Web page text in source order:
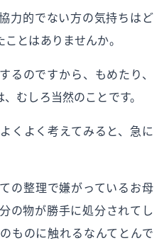
力的でない方の気持ちはど
とはありませんか。
るのですから、もめたり、
むしろ当然のことです。
くよく考えてみると、急に
の整理で嫌がっているお母
の物が勝手に処分されてし
ものに触れるなんてとんで